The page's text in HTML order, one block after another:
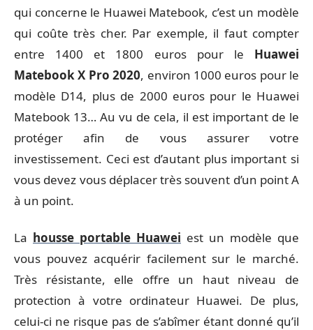
qui concerne le Huawei Matebook, c’est un modèle
qui coûte très cher. Par exemple, il faut compter
entre 1400 et 1800 euros pour le Huawei
Matebook X Pro 2020, environ 1000 euros pour le
modèle D14, plus de 2000 euros pour le Huawei
Matebook 13… Au vu de cela, il est important de le
protéger afin de vous assurer votre
investissement. Ceci est d’autant plus important si
vous devez vous déplacer très souvent d’un point A
à un point.
La housse portable Huawei est un modèle que
vous pouvez acquérir facilement sur le marché.
Très résistante, elle offre un haut niveau de
protection à votre ordinateur Huawei. De plus,
celui-ci ne risque pas de s’abîmer étant donné qu’il